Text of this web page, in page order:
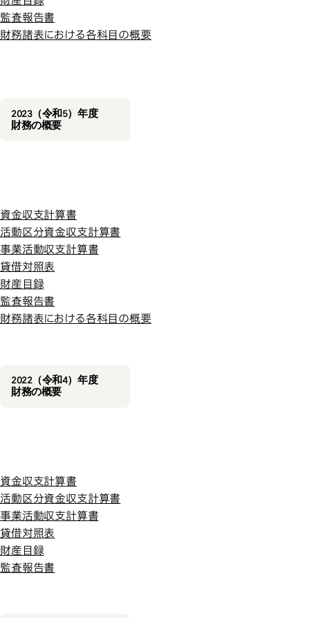
監査報告書
財務諸表における各科目の概要
2023（令和5）年度
財務の概要
令和４年度
資金収支計算書
活動区分資金収支計算書
事業活動収支計算書
貸借対照表
財産目録
監査報告書
財務諸表における各科目の概要
2022（令和4）年度
財務の概要
令和３年度
資金収支計算書
活動区分資金収支計算書
事業活動収支計算書
貸借対照表
財産目録
監査報告書